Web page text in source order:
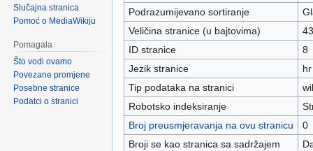
Podrazumijevano sortiranje
Veličina stranice (u bajtovima)
ID stranice
8
Jezik stranice
Tip podataka na stranici
Robotsko indeksiranje
Broj preusmjeravanja na ovu stranicu
0
Broji se kao stranica sa sadržajem
Slučajna stranica
Pomoć o MediaWikiju
Pomagala
Što vodi ovamo
Povezane promjene
Posebne stranice
Podatci o stranici